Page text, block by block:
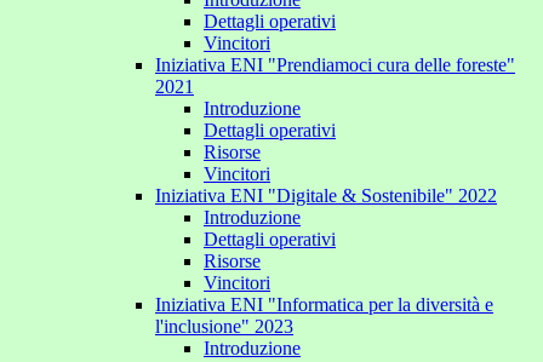
Dettagli operativi
Vincitori
Iniziativa ENI "Prendiamoci cura delle foreste"
2021
Introduzione
Dettagli operativi
Risorse
Vincitori
Iniziativa ENI "Digitale & Sostenibile" 2022
Introduzione
Dettagli operativi
Risorse
Vincitori
Iniziativa ENI "Informatica per la diversità e
l'inclusione" 2023
Introduzione